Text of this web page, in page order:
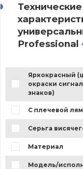
Технические
Professional
Яркокрасный
окраски
знаков)
С плечевой
Серьга
Материал
Модель/